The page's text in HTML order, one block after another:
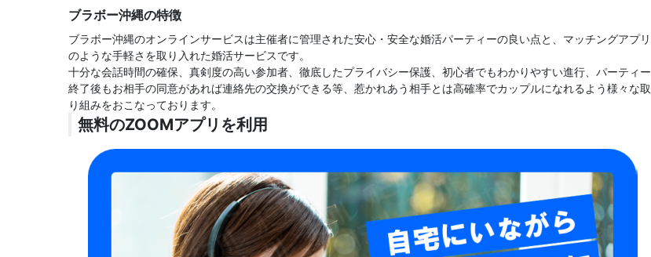
ブラボー沖縄の特徴
ブラボー沖縄のオンラインサービスは主催者に管理された安心・安全な婚活パーティーの良い点と、マッチングアプリ
のような手軽さを取り入れた婚活サービスです。
十分な会話時間の確保、真剣度の高い参加者、徹底したプライバシー保護、初心者でもわかりやすい進行、パーティー
終了後もお相手の同意があれば連絡先の交換ができる等、惹かれあう相手とは高確率でカップルになれるよう様々な取
り組みをおこなっております。
無料のZOOMアプリを利用